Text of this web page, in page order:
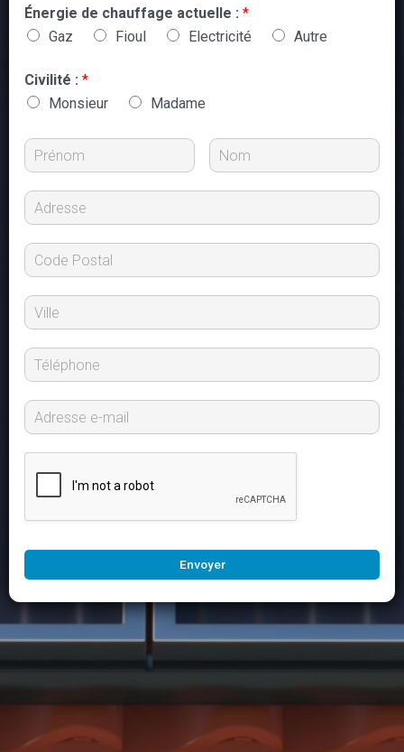
Énergie de chauffage actuelle : *
Gaz
Fioul Electricité Autre
Civilité : *
Monsieur
Madame
Envoyer